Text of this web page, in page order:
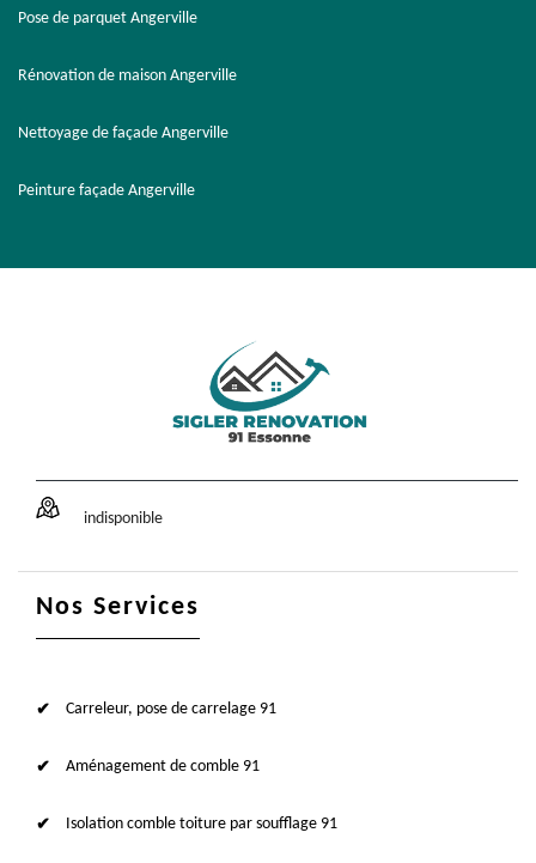
Pose de parquet Angerville
Rénovation de maison Angerville
Nettoyage de façade Angerville
Peinture façade Angerville
indisponible
Nos Services
Carreleur, pose de carrelage 91
Aménagement de comble 91
Isolation comble toiture par soufflage 91